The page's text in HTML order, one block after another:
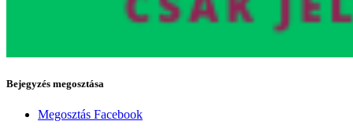
Bejegyzés megosztása
Megosztás Facebook